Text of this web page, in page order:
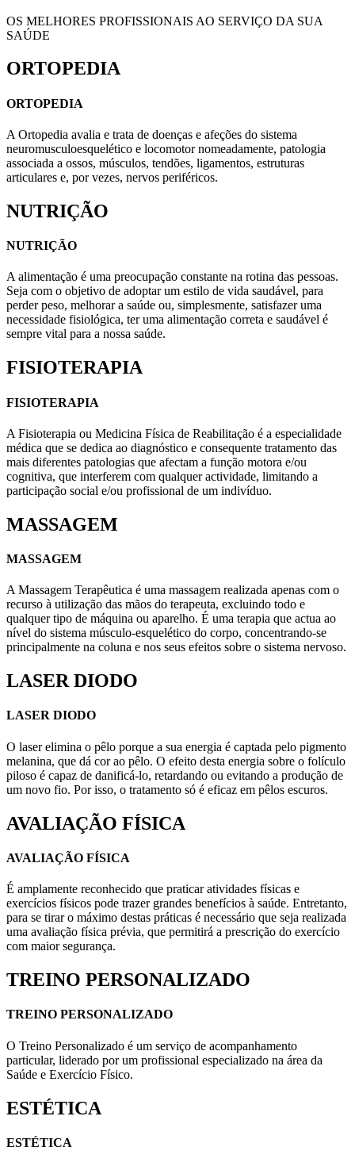
OS MELHORES PROFISSIONAIS AO SERVIÇO DA SUA
SAÚDE
ORTOPEDIA
ORTOPEDIA
A Ortopedia avalia e trata de doenças e afeções do sistema
neuromusculoesquelético e locomotor nomeadamente, patologia
associada a ossos, músculos, tendões, ligamentos, estruturas
articulares e, por vezes, nervos periféricos.
NUTRIÇÃO
NUTRIÇÃO
A alimentação é uma preocupação constante na rotina das pessoas.
Seja com o objetivo de adoptar um estilo de vida saudável, para
perder peso, melhorar a saúde ou, simplesmente, satisfazer uma
necessidade fisiológica, ter uma alimentação correta e saudável é
sempre vital para a nossa saúde.
FISIOTERAPIA
FISIOTERAPIA
A Fisioterapia ou Medicina Física de Reabilitação é a especialidade
médica que se dedica ao diagnóstico e consequente tratamento das
mais diferentes patologias que afectam a função motora e/ou
cognitiva, que interferem com qualquer actividade, limitando a
participação social e/ou profissional de um indivíduo.
MASSAGEM
MASSAGEM
A Massagem Terapêutica é uma massagem realizada apenas com o
recurso à utilização das mãos do terapeuta, excluindo todo e
qualquer tipo de máquina ou aparelho. É uma terapia que actua ao
nível do sistema músculo-esquelético do corpo, concentrando-se
principalmente na coluna e nos seus efeitos sobre o sistema nervoso.
LASER DIODO
LASER DIODO
O laser elimina o pêlo porque a sua energia é captada pelo pigmento
melanina, que dá cor ao pêlo. O efeito desta energia sobre o folículo
piloso é capaz de danificá-lo, retardando ou evitando a produção de
um novo fio. Por isso, o tratamento só é eficaz em pêlos escuros.
AVALIAÇÃO FÍSICA
AVALIAÇÃO FÍSICA
É amplamente reconhecido que praticar atividades físicas e
exercícios físicos pode trazer grandes benefícios à saúde. Entretanto,
para se tirar o máximo destas práticas é necessário que seja realizada
uma avaliação física prévia, que permitirá a prescrição do exercício
com maior segurança.
TREINO PERSONALIZADO
TREINO PERSONALIZADO
O Treino Personalizado é um serviço de acompanhamento
particular, liderado por um profissional especializado na área da
Saúde e Exercício Físico.
ESTÉTICA
ESTÉTICA